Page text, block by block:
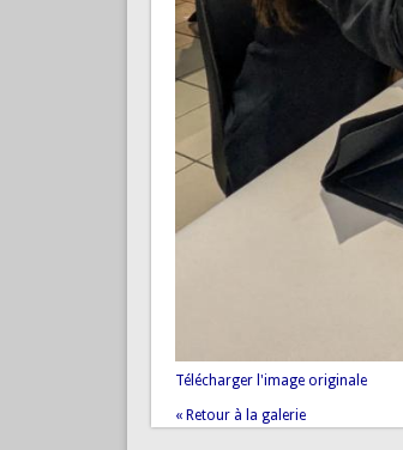
Télécharger l'image originale
« Retour à la galerie